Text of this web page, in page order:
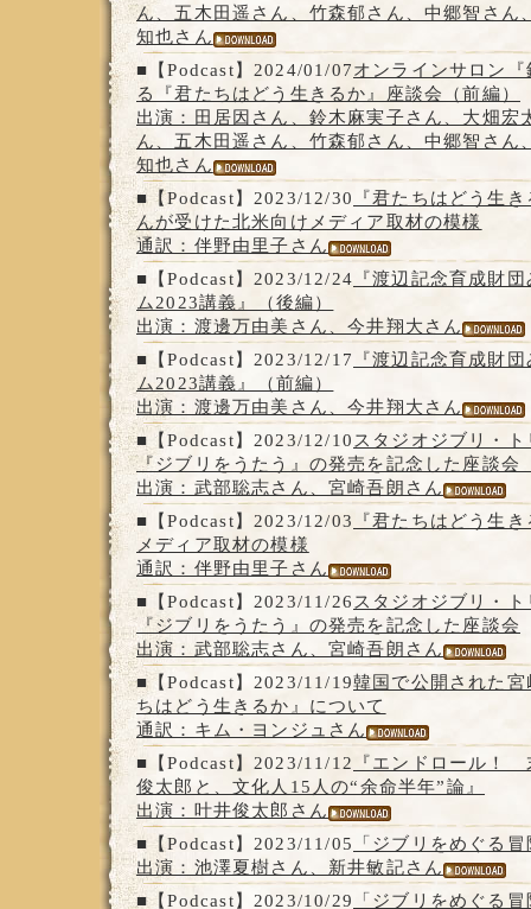
ん、五木田遥さん、竹森郁さん、中郷智さん
知也さん
■【Podcast】2024/01/07オンラインサロン
る『君たちはどう生きるか』座談会（前編）
出演：田居因さん、鈴木麻実子さん、大畑宏
ん、五木田遥さん、竹森郁さん、中郷智さん
知也さん
■【Podcast】2023/12/30
『君たちはどう生
んが受けた北米向けメディア取材の模様
通訳：伴野由里子さん
■【Podcast】2023/12/24 『渡辺記念育成財
ム2023講義』（後編）
出演：渡邊万由美さん、今井翔大さん
■【Podcast】2023/12/17
『渡辺記念育成財
ム2023講義』（前編）
出演：渡邊万由美さん、今井翔大さん
■【Podcast】2023/12/10 スタジオジブリ・
『ジブリをうたう』の発売を記念した座談会
出演：武部聡志さん、宮崎吾朗さん
■【Podcast】2023/12/03
『君たちはどう生
メディア取材の模様
通訳：伴野由里子さん
■【Podcast】2023/11/26 スタジオジブリ・
『ジブリをうたう』の発売を記念した座談会
出演：武部聡志さん、宮崎吾朗さん
■【Podcast】2023/11/19韓国で公開された
ちはどう生きるか』について
通訳：キム・ヨンジュさん
■【Podcast】2023/11/12
『エンドロール！
俊太郎と、文化人15人の“余命半年”論』
出演：叶井俊太郎さん
■【Podcast】2023/11/05
「ジブリをめぐる
出演：池澤夏樹さん、新井敏記さん
■【Podcast】2023/10/29
「ジブリをめぐる